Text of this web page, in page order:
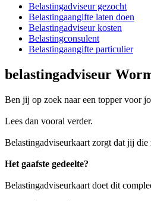
Belastingadviseur gezocht
Belastingaangifte laten doen
Belastingadviseur kosten
Belastingconsulent
Belastingaangifte particulier
belastingadviseur
Ben jij op zoek naar een topper voor
Lees dan vooral verder.
Belastingadviseurkaart zorgt dat jij die
Het gaafste gedeelte?
Belastingadviseurkaart doet dit